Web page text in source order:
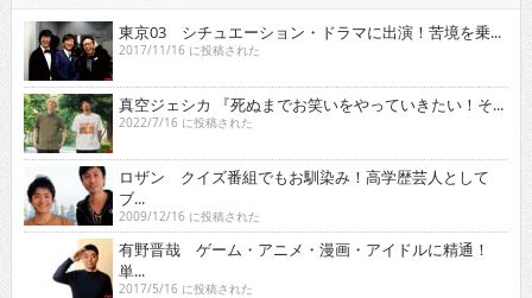
東京03 シチュエーション・ドラマに出演！苦境を乗...
2017/11/16 に投稿された
真空ジェシカ 『死ぬまでお笑いをやっていきたい！そ...
2022/7/16 に投稿された
ロザン クイズ番組でもお馴染み！高学歴芸人として
ブ...
2009/12/16 に投稿された
有野晋哉 ゲーム・アニメ・漫画・アイドルに精通！
単...
2017/5/16 に投稿された